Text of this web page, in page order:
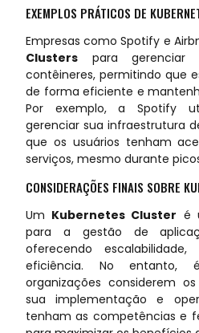
EXEMPLOS PRÁTICOS DE
Empresas como Spotify e
Clusters para gerenciar
contêineres, permitindo que
de forma eficiente e
Por exemplo, a Spotify
gerenciar sua infraestrutura
que os usuários tenham
serviços, mesmo durante
CONSIDERAÇÕES FINAIS SOBRE
Um Kubernetes Cluster é
para a gestão de
oferecendo
eficiência. No entanto,
organizações considerem
sua implementação e
tenham as competências e